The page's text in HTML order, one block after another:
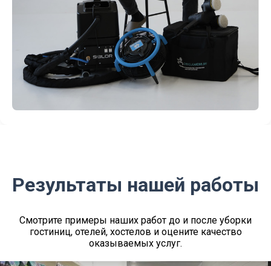
Результаты нашей работы
Смотрите примеры наших работ до и после уборки
гостиниц, отелей, хостелов и оцените качество
оказываемых услуг.